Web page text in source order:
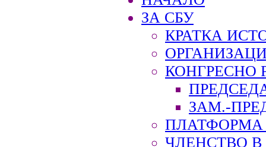
ЗА СБУ
КРАТКА
КОНГРЕСНО
ЗАМ.-
ПЛАТФОРМА
ЧЛЕНСТВО В